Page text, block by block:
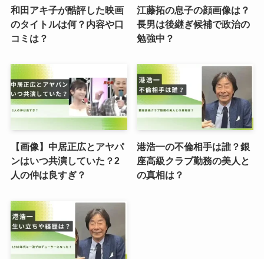
和田アキ子が酷評した映画
のタイトルは何？内容や口
コミは？
江藤拓の息子の顔画像は？
長男は後継ぎ候補で政治の
勉強中？
【画像】中居正広とアヤパ
ンはいつ共演していた？2
人の仲は良すぎ？
港浩一の不倫相手は誰？銀
座高級クラブ勤務の美人と
の真相は？